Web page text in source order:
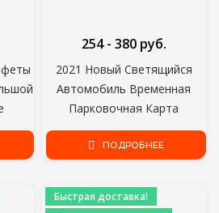
2021 Новый Светящийся
Автомобиль Временная
Парковочная Карта
Автомобильная Наклейка
Скрытый Автомобиль Авто
Пластина Автомобильные
Аксессуары Металлический
254 - 380 руб.
ПОДРОБНЕЕ
Быстрая доставка!